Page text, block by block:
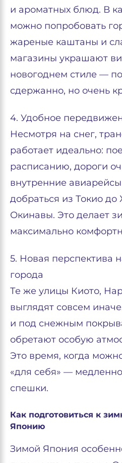
и ароматных блюд. В
можно попробовать
жареные каштаны и
магазины украшают
новогоднем стиле —
сдержанно, но очень
4. Удобное
Несмотря на снег,
работает идеально:
расписанию, дороги
внутренние
добраться из Токио до
Окинавы. Это делает
максимально
5. Новая перспектива
города
Те же улицы Киото,
выглядят совсем
и под снежным
обретают особую
Это время, когда
«для себя» —
спешки.
Как подготовиться к
Японию
Зимой Япония